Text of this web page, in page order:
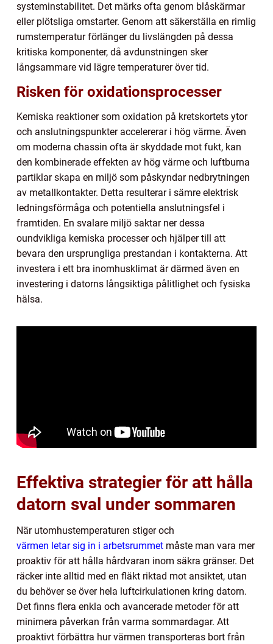
systeminstabilitet. Det märks ofta genom blåskärmar
eller plötsliga omstarter. Genom att säkerställa en rimlig
rumstemperatur förlänger du livslängden på dessa
kritiska komponenter, då avdunstningen sker
långsammare vid lägre temperaturer över tid.
Risken för oxidationsprocesser
Kemiska reaktioner som oxidation på kretskortets ytor
och anslutningspunkter accelererar i hög värme. Även
om moderna chassin ofta är skyddade mot fukt, kan
den kombinerade effekten av hög värme och luftburna
partiklar skapa en miljö som påskyndar nedbrytningen
av metallkontakter. Detta resulterar i sämre elektrisk
ledningsförmåga och potentiella anslutningsfel i
framtiden. En svalare miljö saktar ner dessa
oundvikliga kemiska processer och hjälper till att
bevara den ursprungliga prestandan i kontakterna. Att
investera i ett bra inomhusklimat är därmed även en
investering i datorns långsiktiga pålitlighet och fysiska
hälsa.
Effektiva strategier för att hålla
datorn sval under sommaren
När utomhustemperaturen stiger och
värmen letar sig in i arbetsrummet måste man vara mer
proaktiv för att hålla hårdvaran inom säkra gränser. Det
räcker inte alltid med en fläkt riktad mot ansiktet, utan
du behöver se över hela luftcirkulationen kring datorn.
Det finns flera enkla och avancerade metoder för att
minimera påverkan från varma sommardagar. Att
proaktivt förbättra hur värmen transporteras bort från